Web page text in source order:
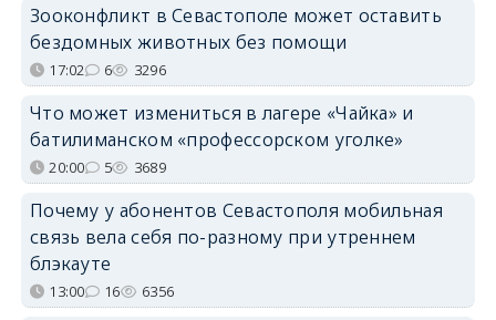
Зооконфликт в Севастополе может оставить
бездомных животных без помощи
17:02 6 3296
Что может измениться в лагере «Чайка» и
батилиманском «профессорском уголке»
20:00 5 3689
Почему у абонентов Севастополя мобильная
связь вела себя по-разному при утреннем
блэкауте
13:00 16 6356